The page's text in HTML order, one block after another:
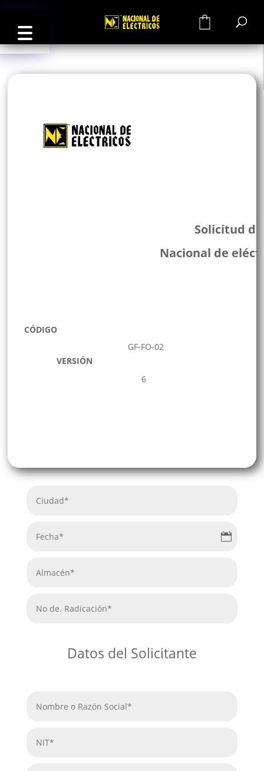
Solicitud
Nacional de
CÓDIGO
VERSIÓN
GF-FO-02
6
Datos del Solicitante